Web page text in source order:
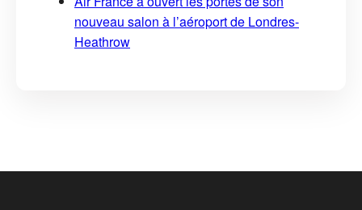
nouveau salon à l’aéroport de Londres-
Heathrow